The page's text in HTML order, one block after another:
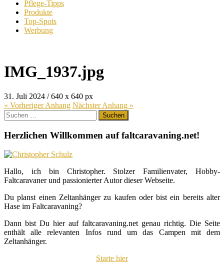
Pflege-Tipps
Produkte
Top-Spots
Werbung
IMG_1937.jpg
31. Juli 2024 /640 x 640 px
« VorherigerAnhang NächsterAnhang »
Suchen
nach:
Herzlichen Willkommen auf faltcaravaning.net!
Hallo, ich bin Christopher. Stolzer Familienvater, Hobby-
Faltcaravaner und passionierter Autor dieser Webseite.
Du planst einen Zeltanhänger zu kaufen oder bist ein bereits alter
Hase im Faltcaravaning?
Dann bist Du hier auf faltcaravaning.net genau richtig. Die Seite
enthält alle relevanten Infos rund um das Campen mit dem
Zeltanhänger.
Starte hier